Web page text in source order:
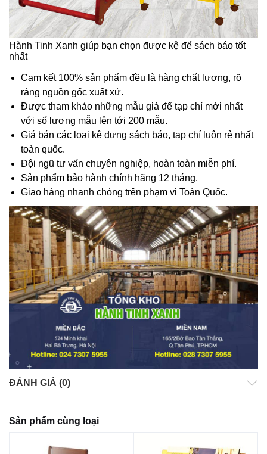
Hành Tinh Xanh giúp bạn chọn được kệ để sách báo tốt
nhất
Cam kết 100% sản phẩm đều là hàng chất lượng, rõ
ràng nguồn gốc xuất xứ.
Được tham khảo những mẫu giá để tạp chí mới nhất
với số lượng mẫu lên tới 200 mẫu.
Giá bán các loại kệ đựng sách báo, tạp chí luôn rẻ nhất
toàn quốc.
Đội ngũ tư vấn chuyên nghiệp, hoàn toàn miễn phí.
Sản phẩm bảo hành chính hãng 12 tháng.
Giao hàng nhanh chóng trên phạm vi Toàn Quốc.
ĐÁNH GIÁ (0)
Sản phẩm cùng loại